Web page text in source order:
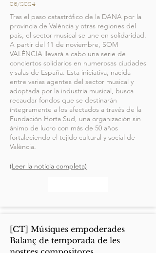
06/2024
Tras el paso catastrófico de la DANA por la
provincia de València y otras regiones del
país, el sector musical se une en solidaridad.
A partir del 11 de noviembre, SOM
VALÈNCIA llevará a cabo una serie de
conciertos solidarios en numerosas ciudades
y salas de España. Esta iniciativa, nacida
entre varias agentes del sector musical y
adoptada por la industria musical, busca
recaudar fondos que se destinarán
íntegramente a los afectados a través de la
Fundación Horta Sud, una organización sin
ánimo de lucro con más de 50 años
fortaleciendo el tejido cultural y social de
València.
(Leer la noticia completa)
[CT] Músiques empoderades
Balanç de temporada de les